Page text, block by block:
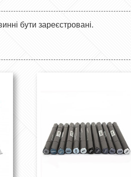
бути зареєстровані.